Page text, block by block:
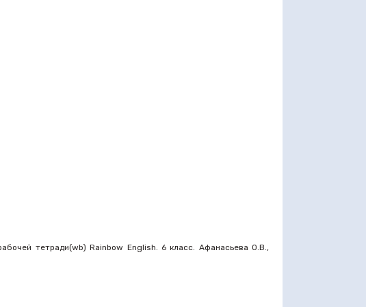
тетради(wb) Rainbow English. 6 класс. Афанасьева О.В.,